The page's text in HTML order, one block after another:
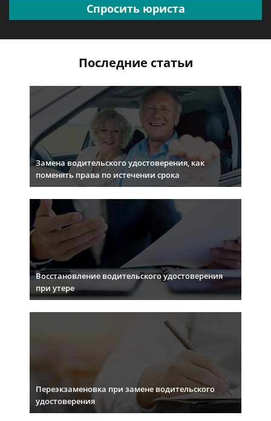
Спросить юриста
Последние статьи
Замена водительского удостоверения, как
поменять права по истечении срока
Восстановление водительского удостоверения
при утере
Переэкзаменовка при замене водительского
удостоверения